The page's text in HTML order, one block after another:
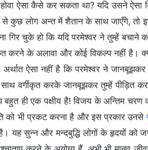
ऐसा कैसे कर सकता था? यदि उसने ऐसा
कुछ लोग अन्त में शैतान के साथ जाएँगे, तो
चुके हो कि यदि परमेश्वर ने तुम्हें बचाने
करने के अलावा और कोई विकल्प नहीं है।
ऐसा नहीं है कि परमेश्वर ने जानबूझकर
वर्गीकृत करके जानबूझकर तुम्हें पीड़ित
ही एक पक्षीय है! विजय के अन्तिम चरण
को भी प्रकट करना है और इस प्रकार उनसे
यह सुन्न और मन्दबुद्धि लोगों के हृदयों को